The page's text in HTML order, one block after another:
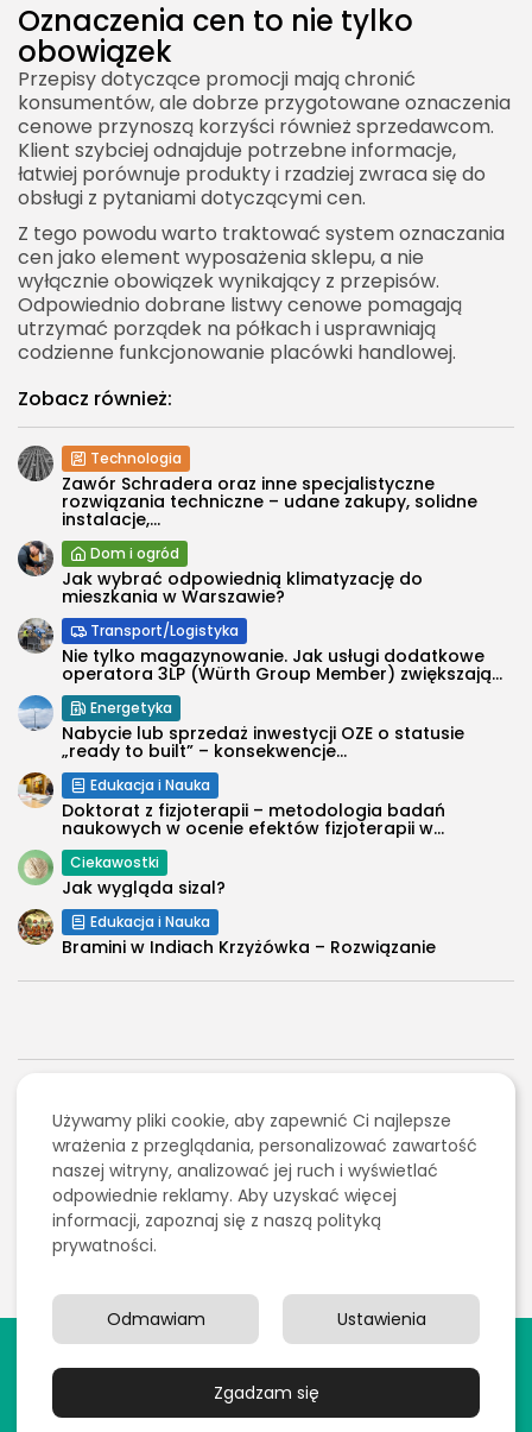
Oznaczenia cen to nie tylko
obowiązek
Przepisy dotyczące promocji mają chronić
konsumentów, ale dobrze przygotowane oznaczenia
cenowe przynoszą korzyści również sprzedawcom.
Klient szybciej odnajduje potrzebne informacje,
łatwiej porównuje produkty i rzadziej zwraca się do
obsługi z pytaniami dotyczącymi cen.
Z tego powodu warto traktować system oznaczania
cen jako element wyposażenia sklepu, a nie
wyłącznie obowiązek wynikający z przepisów.
Odpowiednio dobrane listwy cenowe pomagają
utrzymać porządek na półkach i usprawniają
codzienne funkcjonowanie placówki handlowej.
Zobacz również:
Technologia
Zawór Schradera oraz inne specjalistyczne
rozwiązania techniczne – udane zakupy, solidne
instalacje,...
Dom i ogród
Jak wybrać odpowiednią klimatyzację do
mieszkania w Warszawie?
Transport/Logistyka
Nie tylko magazynowanie. Jak usługi dodatkowe
operatora 3LP (Würth Group Member) zwiększają...
Energetyka
Nabycie lub sprzedaż inwestycji OZE o statusie
„ready to built” – konsekwencje...
Edukacja i Nauka
Doktorat z fizjoterapii – metodologia badań
naukowych w ocenie efektów fizjoterapii w...
Ciekawostki
Jak wygląda sizal?
Edukacja i Nauka
Bramini w Indiach Krzyżówka – Rozwiązanie
POPRZEDNI ARTYKUŁ
iPhone 18 – co wiemy o
nowej serii?
Elektronika
Kanapa do pokoju
młodzieżowego – jak
wybrać mebel, który...
w serwisie są chronione prawem autorskim.
Polityka prywatności Blog
Używamy pliki cookie, aby zapewnić Ci najlepsze
wrażenia z przeglądania, personalizować zawartość
naszej witryny, analizować jej ruch i wyświetlać
odpowiednie reklamy. Aby uzyskać więcej
informacji, zapoznaj się z naszą polityką
prywatności.
Zgadzam się
Ustawienia
Odmawiam